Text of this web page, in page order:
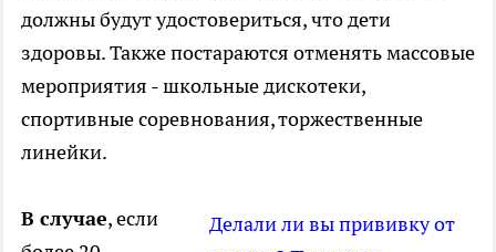
должны будут удостовериться, что дети
здоровы. Также постараются отменять массовые
мероприятия - школьные дискотеки,
спортивные соревнования, торжественные
линейки.
Делали ли вы прививку от
В случае, если